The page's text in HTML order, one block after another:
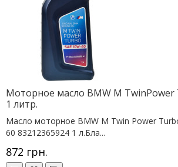
Моторное масло BMW M TwinPower
1 литр.
Масло моторное BMW M Twin Power
60 83212365924 1 л.Бла...
872 грн.